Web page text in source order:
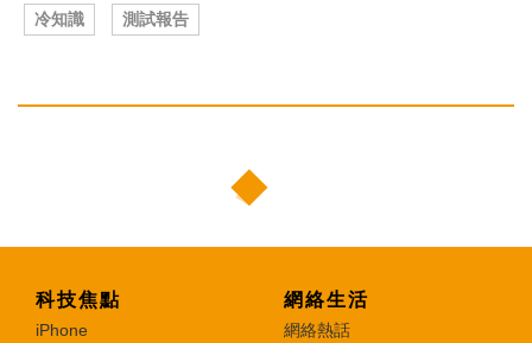
冷知識 測試報告
科技焦點
iPhone
網絡生活
網絡熱話